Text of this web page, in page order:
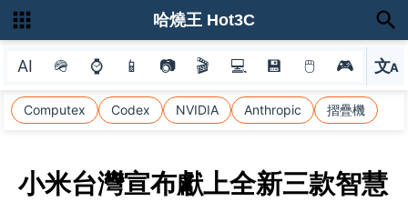
AI 🪖 ⌚ 📱 📷 🎬 💻 💾 🖱 🎮 文A
選
Computex Codex NVIDIA Anthropic 摺疊機
哈燒王 Hot3C
小米台灣宣布獻上全新三款智慧